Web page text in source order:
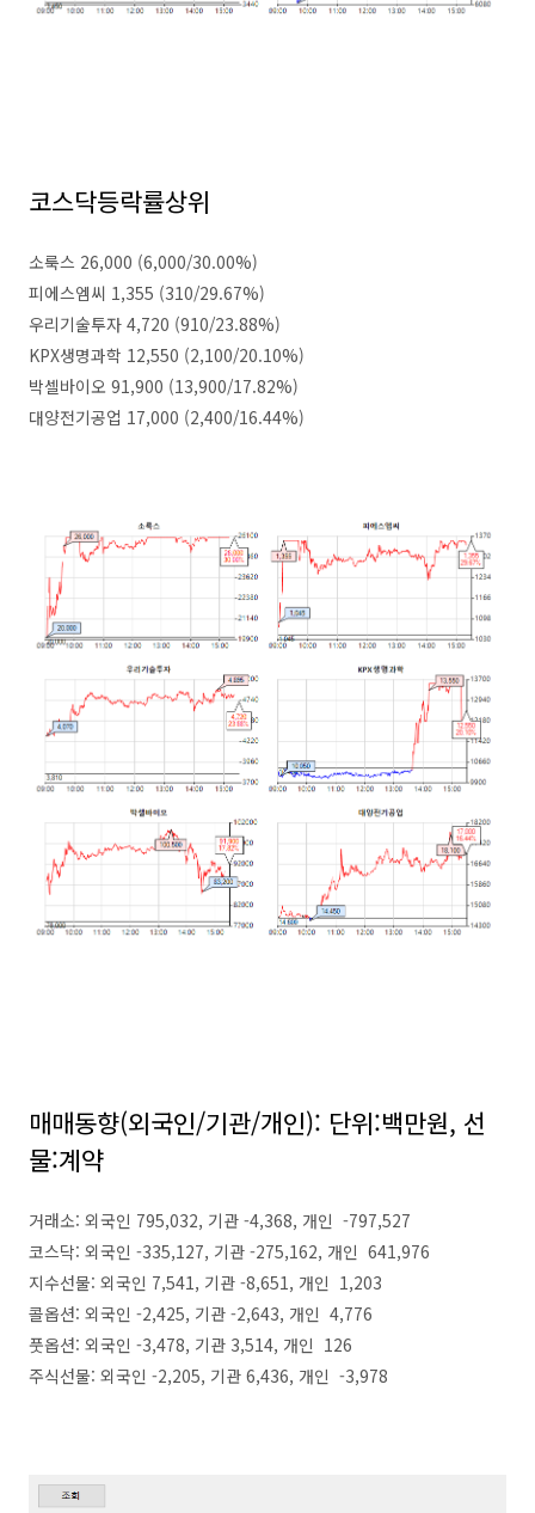
코스닥등락률상위
소룩스 26,000 (6,000/30.00%)
피에스엠씨 1,355 (310/29.67%)
우리기술투자 4,720 (910/23.88%)
KPX생명과학 12,550 (2,100/20.10%)
박셀바이오 91,900 (13,900/17.82%)
대양전기공업 17,000 (2,400/16.44%)
매매동향(외국인/기관/개인): 단위:백만원, 선
물:계약
거래소: 외국인 795,032, 기관 -4,368, 개인 -797,527
코스닥: 외국인 -335,127, 기관 -275,162, 개인 641,976
지수선물: 외국인 7,541, 기관 -8,651, 개인 1,203
콜옵션: 외국인 -2,425, 기관 -2,643, 개인 4,776
풋옵션: 외국인 -3,478, 기관 3,514, 개인 126
주식선물: 외국인 -2,205, 기관 6,436, 개인 -3,978